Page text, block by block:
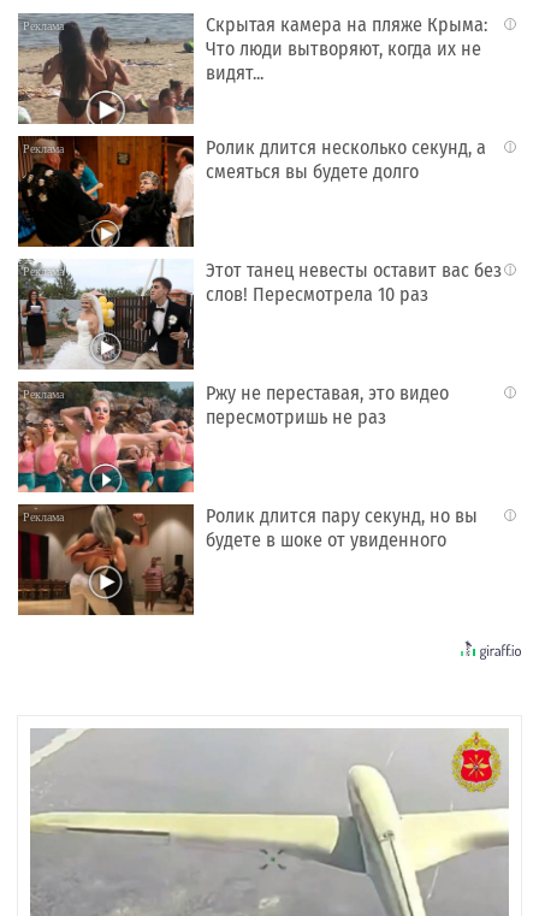
i
Скрытая камера на пляже Крыма:
Что люди вытворяют, когда их не
видят...
i
Ролик длится несколько секунд, а
смеяться вы будете долго
i
Этот танец невесты оставит вас без
слов! Пересмотрела 10 раз
i
Ржу не переставая, это видео
пересмотришь не раз
i
Ролик длится пару секунд, но вы
будете в шоке от увиденного